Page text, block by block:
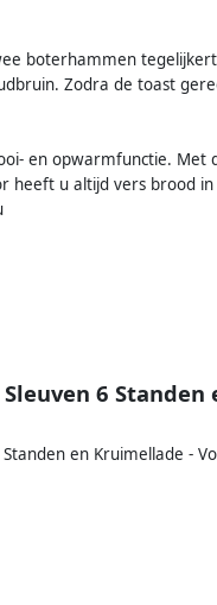
boterhammen
Zodra de toast
en opwarmfunctie. Met
u altijd vers brood in
6
en Kruimellade -